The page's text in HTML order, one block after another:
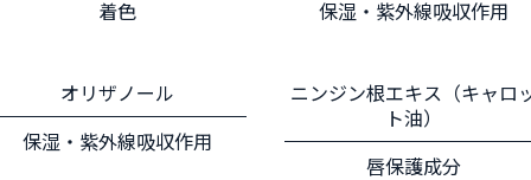
着色
保湿・紫外線吸収作用
オリザノール
保湿・紫外線吸収作用
ニンジン根エキス（キャロ
ト油）
唇保護成分